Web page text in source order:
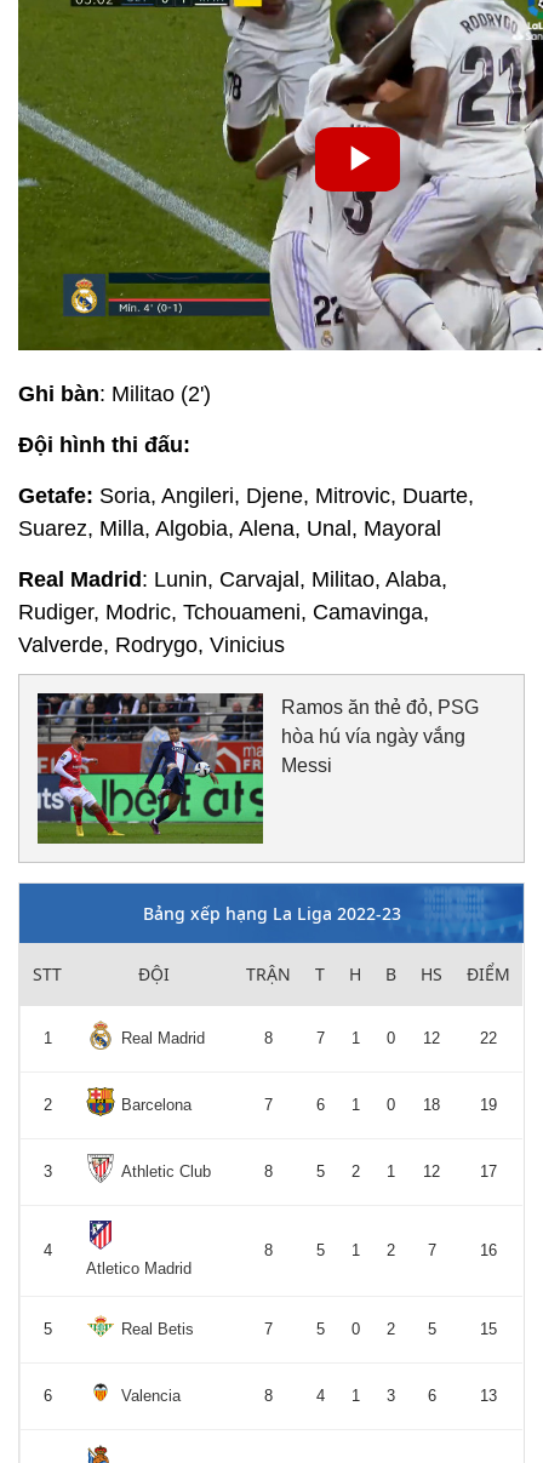
Ghi bàn: Militao (2')
Đội hình thi đấu:
Getafe: Soria, Angileri, Djene, Mitrovic, Duarte,
Suarez, Milla, Algobia, Alena, Unal, Mayoral
Real Madrid : Lunin, Carvajal, Militao, Alaba,
Rudiger, Modric, Tchouameni, Camavinga,
Valverde, Rodrygo, Vinicius
Ramos ăn thẻ đỏ, PSG
hòa hú vía ngày vắng
Messi
Bảng xếp hạng La Liga 2022-23
STT ĐỘI TRẬN T H B HS ĐIỂM
1 Real Madrid 8 7 1 0 12 22
2 Barcelona 7 6 1 0 18 19
3 Athletic Club 8 5 2 1 12 17
4
Atletico Madrid
8 5 1 2 7 16
5 Real Betis 7 5 0 2 5 15
6 Valencia 8 4 1 3 6 13